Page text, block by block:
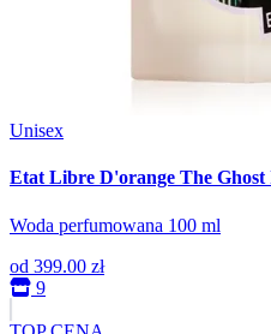
Unisex
Etat Libre D'orange The Ghost
Woda perfumowana 100 ml
od 399.00 zł
9